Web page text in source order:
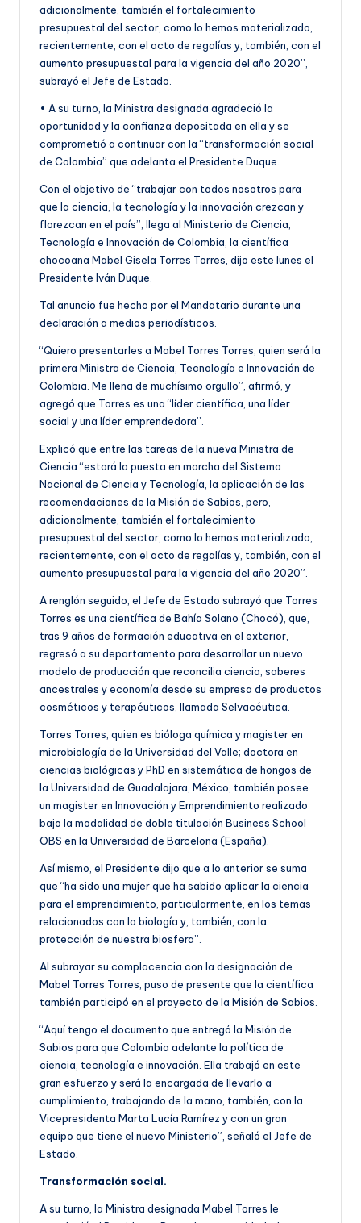
adicionalmente, también el fortalecimiento
presupuestal del sector, como lo hemos materializado,
recientemente, con el acto de regalías y, también, con el
aumento presupuestal para la vigencia del año 2020”,
subrayó el Jefe de Estado.
• A su turno, la Ministra designada agradeció la
oportunidad y la confianza depositada en ella y se
comprometió a continuar con la “transformación social
de Colombia” que adelanta el Presidente Duque.
Con el objetivo de “trabajar con todos nosotros para
que la ciencia, la tecnología y la innovación crezcan y
florezcan en el país”, llega al Ministerio de Ciencia,
Tecnología e Innovación de Colombia, la científica
chocoana Mabel Gisela Torres Torres, dijo este lunes el
Presidente Iván Duque.
Tal anuncio fue hecho por el Mandatario durante una
declaración a medios periodísticos.
“Quiero presentarles a Mabel Torres Torres, quien será la
primera Ministra de Ciencia, Tecnología e Innovación de
Colombia. Me llena de muchísimo orgullo”, afirmó, y
agregó que Torres es una “líder científica, una líder
social y una líder emprendedora”.
Explicó que entre las tareas de la nueva Ministra de
Ciencia “estará la puesta en marcha del Sistema
Nacional de Ciencia y Tecnología, la aplicación de las
recomendaciones de la Misión de Sabios, pero,
adicionalmente, también el fortalecimiento
presupuestal del sector, como lo hemos materializado,
recientemente, con el acto de regalías y, también, con el
aumento presupuestal para la vigencia del año 2020”.
A renglón seguido, el Jefe de Estado subrayó que Torres
Torres es una científica de Bahía Solano (Chocó), que,
tras 9 años de formación educativa en el exterior,
regresó a su departamento para desarrollar un nuevo
modelo de producción que reconcilia ciencia, saberes
ancestrales y economía desde su empresa de productos
cosméticos y terapéuticos, llamada Selvacéutica.
Torres Torres, quien es bióloga química y magister en
microbiología de la Universidad del Valle; doctora en
ciencias biológicas y PhD en sistemática de hongos de
la Universidad de Guadalajara, México, también posee
un magister en Innovación y Emprendimiento realizado
bajo la modalidad de doble titulación Business School
OBS en la Universidad de Barcelona (España).
Así mismo, el Presidente dijo que a lo anterior se suma
que “ha sido una mujer que ha sabido aplicar la ciencia
para el emprendimiento, particularmente, en los temas
relacionados con la biología y, también, con la
protección de nuestra biosfera”.
Al subrayar su complacencia con la designación de
Mabel Torres Torres, puso de presente que la científica
también participó en el proyecto de la Misión de Sabios.
“Aquí tengo el documento que entregó la Misión de
Sabios para que Colombia adelante la política de
ciencia, tecnología e innovación. Ella trabajó en este
gran esfuerzo y será la encargada de llevarlo a
cumplimiento, trabajando de la mano, también, con la
Vicepresidenta Marta Lucía Ramírez y con un gran
equipo que tiene el nuevo Ministerio”, señaló el Jefe de
Estado.
Transformación social.
A su turno, la Ministra designada Mabel Torres le